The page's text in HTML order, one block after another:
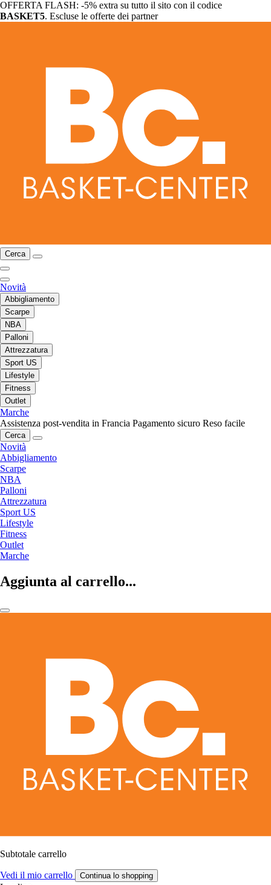
OFFERTA FLASH: -5% extra su tutto il sito con il codice
BASKET5. Escluse le offerte dei partner
Cerca
Novità
Abbigliamento
Scarpe
NBA
Palloni
Attrezzatura
Sport US
Lifestyle
Fitness
Outlet
Marche
Assistenza post-vendita in Francia Pagamento sicuro Reso facile
Cerca
Novità
Abbigliamento
Scarpe
NBA
Palloni
Attrezzatura
Sport US
Lifestyle
Fitness
Outlet
Marche
Aggiunta al carrello...
Subtotale carrello
Vedi il mio carrello Continua lo shopping